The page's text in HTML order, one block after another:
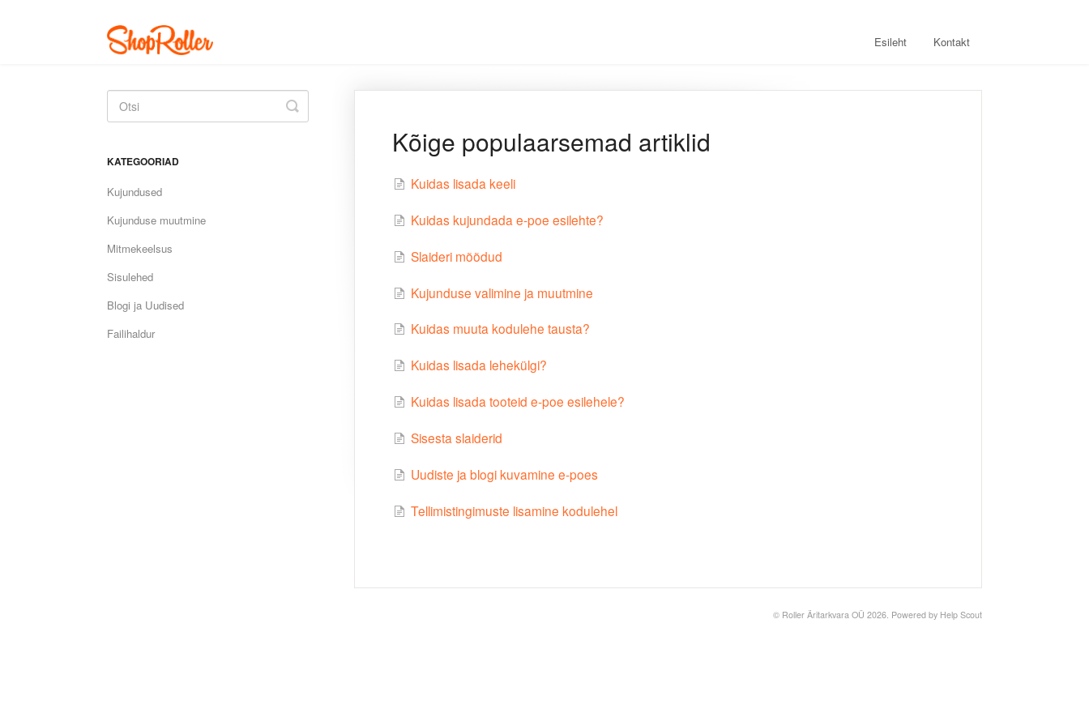
Esileht Kontakt
Kõige populaarsemad artiklid
Kuidas lisada keeli
Kuidas kujundada e-poe esilehte?
Slaideri mõõdud
Kujunduse valimine ja muutmine
Kuidas muuta kodulehe tausta?
Kuidas lisada lehekülgi?
Kuidas lisada tooteid e-poe esilehele?
Sisesta slaiderid
Uudiste ja blogi kuvamine e-poes
Tellimistingimuste lisamine kodulehel
Toggle
Search
KATEGOORIAD
Kujundused
Kujunduse muutmine
Mitmekeelsus
Sisulehed
Blogi ja Uudised
Failihaldur
© Roller Äritarkvara OÜ 2026. Powered by Help Scout